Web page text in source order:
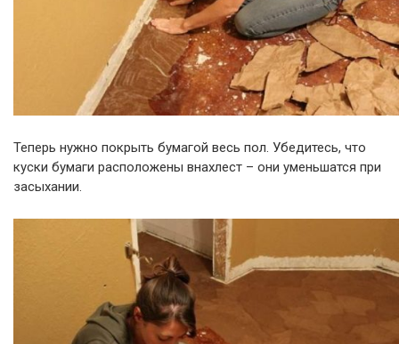
Теперь нужно покрыть бумагой весь пол. Убедитесь, что
куски бумаги расположены внахлест – они уменьшатся при
засыхании.